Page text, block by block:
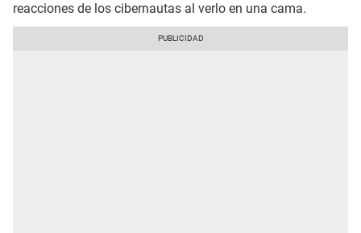
reacciones de los cibernautas al verlo en una cama.